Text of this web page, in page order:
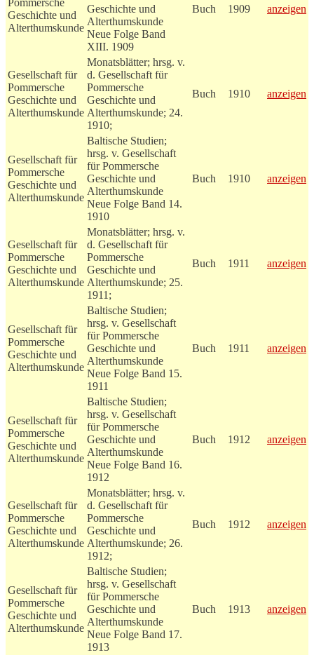
Geschichte und
Alterthumskunde
Geschichte und
Alterthumskunde
Neue Folge Band
XIII. 1909
Buch 1909 anzeigen
Gesellschaft für
Pommersche
Geschichte und
Alterthumskunde
Monatsblätter; hrsg. v.
d. Gesellschaft für
Pommersche
Geschichte und
Alterthumskunde; 24.
1910;
Buch 1910 anzeigen
Gesellschaft für
Pommersche
Geschichte und
Alterthumskunde
Baltische Studien;
hrsg. v. Gesellschaft
für Pommersche
Geschichte und
Alterthumskunde
Neue Folge Band 14.
1910
Buch 1910 anzeigen
Gesellschaft für
Pommersche
Geschichte und
Alterthumskunde
Monatsblätter; hrsg. v.
d. Gesellschaft für
Pommersche
Geschichte und
Alterthumskunde; 25.
1911;
Buch 1911 anzeigen
Gesellschaft für
Pommersche
Geschichte und
Alterthumskunde
Baltische Studien;
hrsg. v. Gesellschaft
für Pommersche
Geschichte und
Alterthumskunde
Neue Folge Band 15.
1911
Buch 1911 anzeigen
Gesellschaft für
Pommersche
Geschichte und
Alterthumskunde
Baltische Studien;
hrsg. v. Gesellschaft
für Pommersche
Geschichte und
Alterthumskunde
Neue Folge Band 16.
1912
Buch 1912 anzeigen
Gesellschaft für
Pommersche
Geschichte und
Alterthumskunde
Monatsblätter; hrsg. v.
d. Gesellschaft für
Pommersche
Geschichte und
Alterthumskunde; 26.
1912;
Buch 1912 anzeigen
Gesellschaft für
Pommersche
Geschichte und
Alterthumskunde
Baltische Studien;
hrsg. v. Gesellschaft
für Pommersche
Geschichte und
Alterthumskunde
Neue Folge Band 17.
1913
Buch 1913 anzeigen